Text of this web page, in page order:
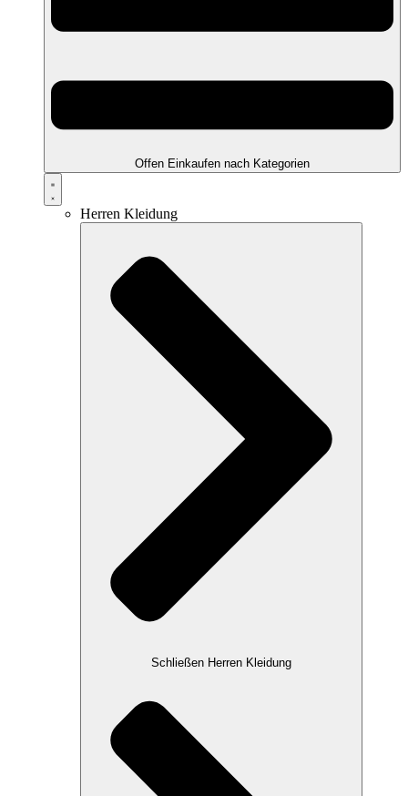
Offen Einkaufen nach Kategorien
Herren Kleidung
Schließen Herren Kleidung